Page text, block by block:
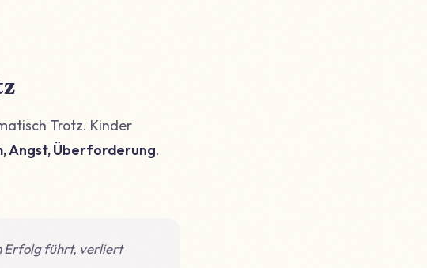
Trotz. Kinder
Angst, Überforderung.
Erfolg führt, verliert